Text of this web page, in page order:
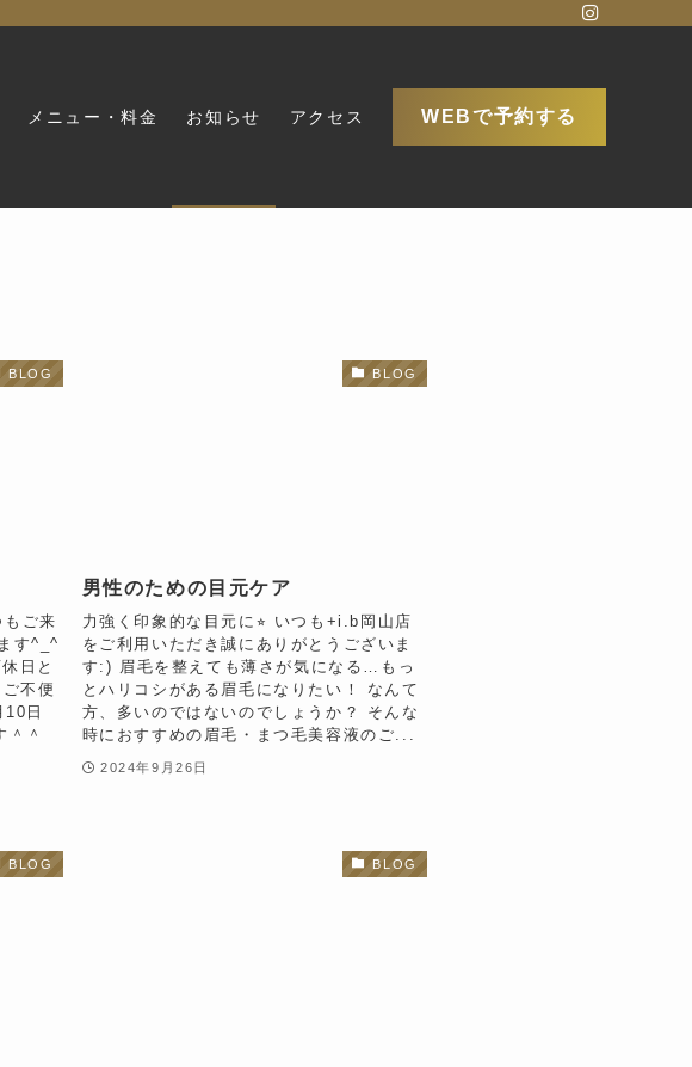
メニュー・料金 お知らせ アクセス WEBで予約する
BLOG
ご来
す^_^
日と
不便
日
＾
BLOG
男性のための目元ケア
力強く印象的な目元に⭐︎ いつも+i.b岡山店
をご利用いただき誠にありがとうございま
す:) 眉毛を整えても薄さが気になる…もっ
とハリコシがある眉毛になりたい！ なんて
方、多いのではないのでしょうか？ そんな
時におすすめの眉毛・まつ毛美容液のご...
2024年9月26日
BLOG BLOG